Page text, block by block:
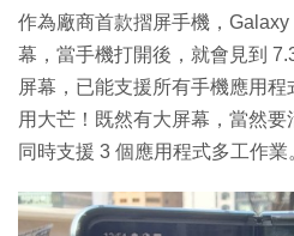
作為廠商首款摺屏手機，
幕，當手機打開後，就會見到
屏幕，已能支援所有手機應用
用大芒！既然有大屏幕，當然
同時支援 3 個應用程式多工作業